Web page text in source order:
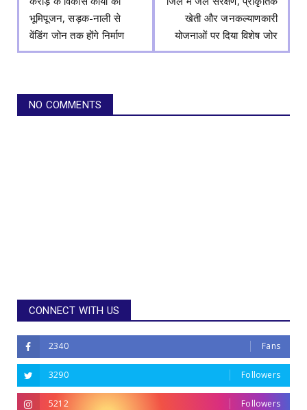
भूमिपूजन, सड़क-नाली से
वेंडिंग जोन तक होंगे निर्माण
खेती और जनकल्याणकारी
योजनाओं पर दिया विशेष जोर
NO COMMENTS
CONNECT WITH US
2340 Fans
3290 Followers
5212 Followers